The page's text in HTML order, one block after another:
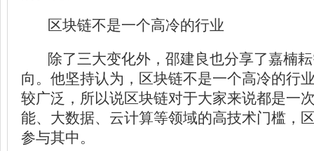
区块链不是一个高冷的行业
除了三大变化外，邵建良也分享了嘉楠
向。他坚持认为，区块链不是一个高冷的行
较广泛，所以说区块链对于大家来说都是一
能、大数据、云计算等领域的高技术门槛，
参与其中。